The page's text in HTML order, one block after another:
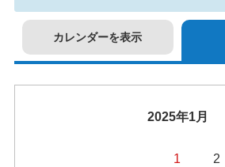
カレンダーを表示
2025年1月
1 2